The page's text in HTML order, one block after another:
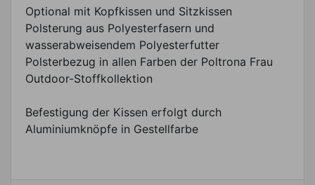
Optional mit Kopfkissen und Sitzkissen
Polsterung aus Polyesterfasern und
wasserabweisendem Polyesterfutter
Polsterbezug in allen Farben der Poltrona Frau
Outdoor-Stoffkollektion
Befestigung der Kissen erfolgt durch
Aluminiumknöpfe in Gestellfarbe